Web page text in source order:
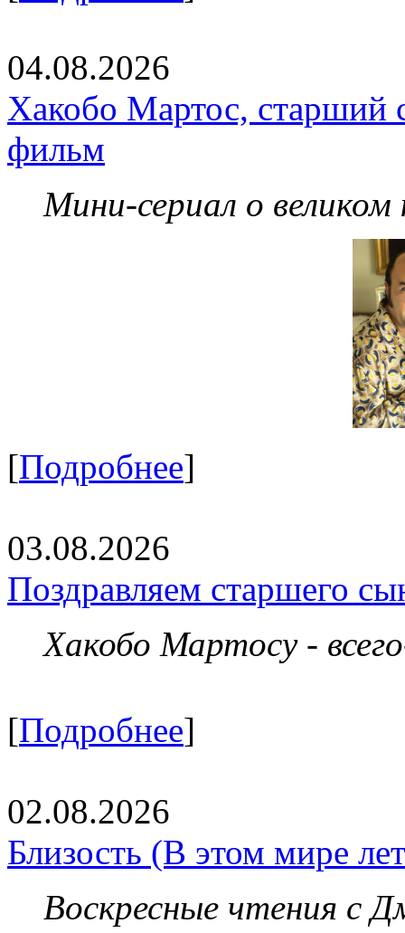
04.08.2026
Хакобо Мартос, старший
фильм
Мини-сериал о великом
[Подробнее]
03.08.2026
Поздравляем старшего
Хакобо Мартосу -
[Подробнее]
02.08.2026
Близость (В этом мире
Воскресные чтения с